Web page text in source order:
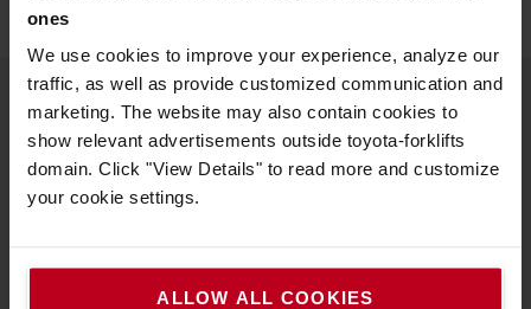
ones
We use cookies to improve your experience, analyze our
traffic, as well as provide customized communication and
marketing. The website may also contain cookies to
show relevant advertisements outside toyota-forklifts
domain. Click "View Details" to read more and customize
your cookie settings.
ALLOW ALL COOKIES
Produkte
Gabelstapler
Gas/Diesel-Gabelstapler